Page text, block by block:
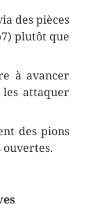
des pièces
plutôt que
à avancer
les attaquer
des pions
ouvertes.